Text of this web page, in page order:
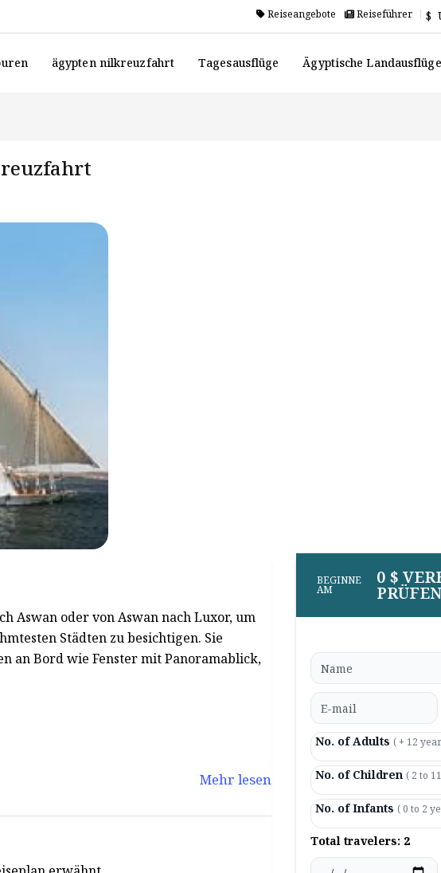
Reiseangebote Reiseführer $
ägypten nilkreuzfahrt Tagesausflüge Ägyptische Landausflüge
Aswan oder von Aswan nach Luxor, um
Städten zu besichtigen. Sie
an Bord wie Fenster mit Panoramablick,
Mehr lesen
BEGINNE
AM
0 $
PRÜFEN
No. of Adults ( + 12
No. of Children ( 2 to
No. of Infants ( 0 to 2
Total travelers: 2